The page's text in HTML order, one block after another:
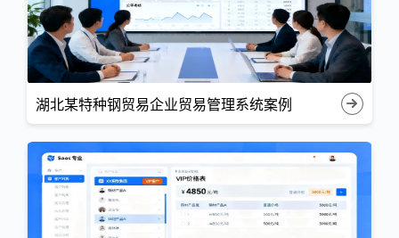
湖北某特种钢贸易企业贸易管理系统案例